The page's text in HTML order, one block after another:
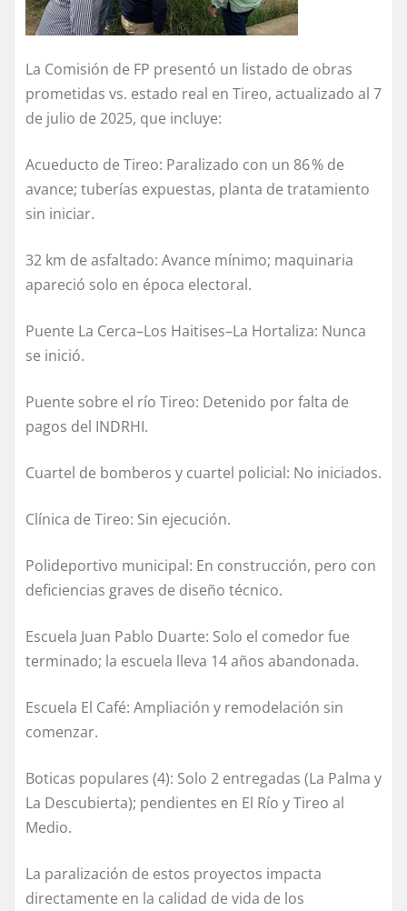
La Comisión de FP presentó un listado de obras
prometidas vs. estado real en Tireo, actualizado al 7
de julio de 2025, que incluye:
Acueducto de Tireo: Paralizado con un 86 % de
avance; tuberías expuestas, planta de tratamiento
sin iniciar.
32 km de asfaltado: Avance mínimo; maquinaria
apareció solo en época electoral.
Puente La Cerca–Los Haitises–La Hortaliza: Nunca
se inició.
Puente sobre el río Tireo: Detenido por falta de
pagos del INDRHI.
Cuartel de bomberos y cuartel policial: No iniciados.
Clínica de Tireo: Sin ejecución.
Polideportivo municipal: En construcción, pero con
deficiencias graves de diseño técnico.
Escuela Juan Pablo Duarte: Solo el comedor fue
terminado; la escuela lleva 14 años abandonada.
Escuela El Café: Ampliación y remodelación sin
comenzar.
Boticas populares (4): Solo 2 entregadas (La Palma y
La Descubierta); pendientes en El Río y Tireo al
Medio.
La paralización de estos proyectos impacta
directamente en la calidad de vida de los